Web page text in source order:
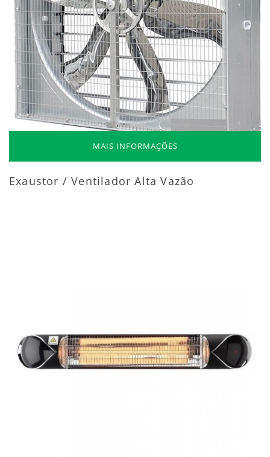
MAIS INFORMAÇÕES
Exaustor / Ventilador Alta Vazão